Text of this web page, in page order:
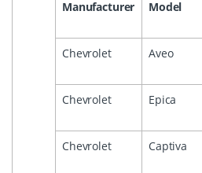
Manufacturer Model
Chevrolet Aveo
Chevrolet Epica
Chevrolet Captiva